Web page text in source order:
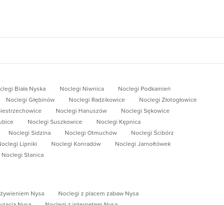
Biała Nyska Noclegi Niwnica
Noclegi Podkamień
Noclegi Głębinów Noclegi Radzikowice
Noclegi Złotogłowice
Noclegi Hanuszów
Noclegi Sękowice
Noclegi Suszkowice
Noclegi Kępnica
Noclegi Sidzina Noclegi Otmuchów
Noclegi Ścibórz
Lipniki Noclegi Konradów
Noclegi Jarnołtówek
Noclegi Stanica
Nysa
Noclegi z placem zabaw Nysa